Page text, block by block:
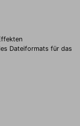
Dateiformats für das